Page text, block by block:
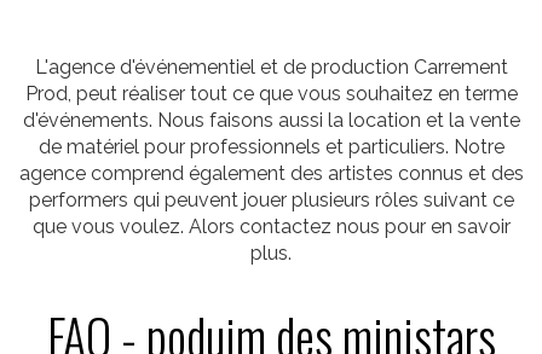
L'agence d'événementiel et de production Carrement
Prod, peut réaliser tout ce que vous souhaitez en terme
d'événements. Nous faisons aussi la location et la vente
de matériel pour professionnels et particuliers. Notre
agence comprend également des artistes connus et des
performers qui peuvent jouer plusieurs rôles suivant ce
que vous voulez. Alors contactez nous pour en savoir
plus.
FAQ - poduim des ministars